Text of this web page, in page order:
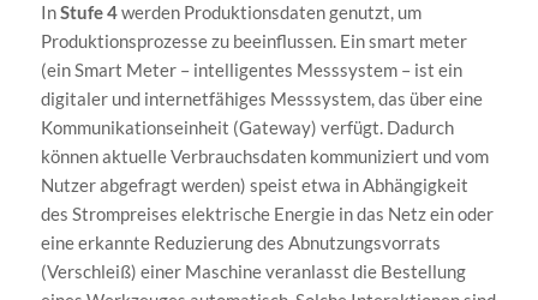
InStufe 4werden Produktionsdaten genutzt, um
Produktionsprozesse zu beeinflussen. Ein smart meter
(ein Smart Meter – intelligentes Messsystem – ist ein
digitaler und internetfähiges Messsystem, das über eine
Kommunikationseinheit (Gateway) verfügt. Dadurch
können aktuelle Verbrauchsdaten kommuniziert und vom
Nutzer abgefragt werden) speist etwa in Abhängigkeit
des Strompreises elektrische Energie in das Netz ein oder
eine erkannte Reduzierung des Abnutzungsvorrats
(Verschleiß) einer Maschine veranlasst die Bestellung